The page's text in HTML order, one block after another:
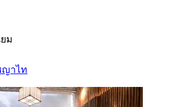
ม
ญาไท